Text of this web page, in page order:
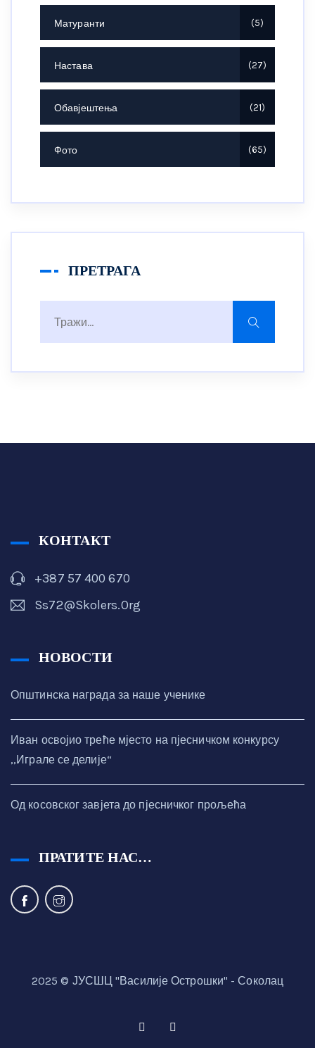
Матуранти 5
Настава 27
Обавјештења 21
Фото 65
ПРЕТРАГА
КОНТАКТ
+387 57 400 670
Ss72@skolers.org
НОВОСТИ
Општинска награда за наше ученике
Иван освојио треће мјесто на пјесничком конкурсу
,,Играле се делије“
Од косовског завјета до пјесничког прољећа
ПРАТИТЕ НАС…
2025 © ЈУСШЦ "Василије Острошки" - Соколац